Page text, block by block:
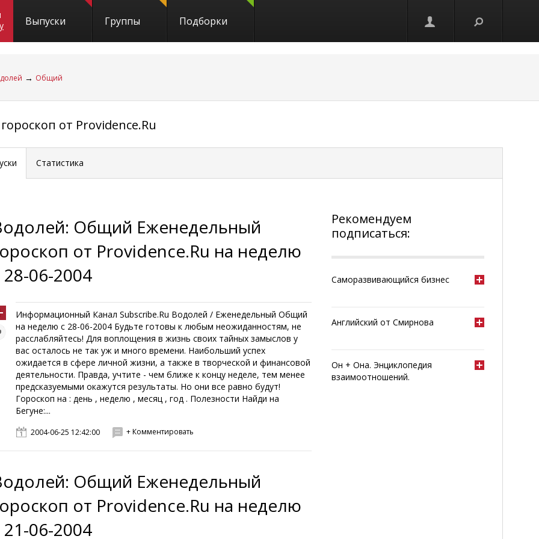
Выпуски Группы Подборки
→ Общий
от Providence.Ru
Статистика
Общий Еженедельный
от Providence.Ru на неделю
28-06-2004
Информационный Канал Subscribe.Ru Водолей / Еженедельный Общий
на неделю с 28-06-2004 Будьте готовы к любым неожиданностям, не
расслабляйтесь! Для воплощения в жизнь своих тайных замыслов у
вас осталось не так уж и много времени. Наибольший успех
ожидается в сфере личной жизни, а также в творческой и финансовой
деятельности. Правда, учтите - чем ближе к концу неделе, тем менее
предсказуемыми окажутся результаты. Но они все равно будут!
Гороскоп на : день , неделю , месяц , год . Полезности Найди на
Бегуне:...
2004-06-25 12:42:00 + Комментировать
Общий Еженедельный
от Providence.Ru на неделю
21-06-2004
Рекомендуем
подписаться:
Саморазвивающийся бизнес
Английский от Смирнова
Он + Она. Энциклопедия
взаимоотношений.